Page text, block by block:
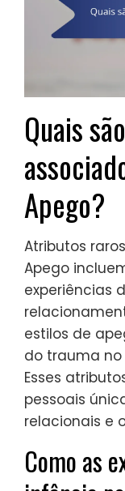
Quais
Apego?
Atributos
Apego
experiências
estilos de
do trauma
Esses
pessoais
relacionais e
Como as